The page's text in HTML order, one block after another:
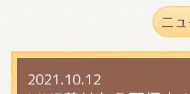
2021.10.12
スタッフブログ
絵本・作家紹介